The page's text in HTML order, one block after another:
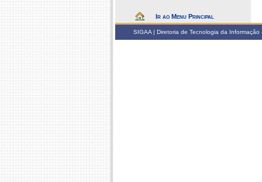
Ir ao Menu Principal
SIGAA | Diretoria de Tecnologia da